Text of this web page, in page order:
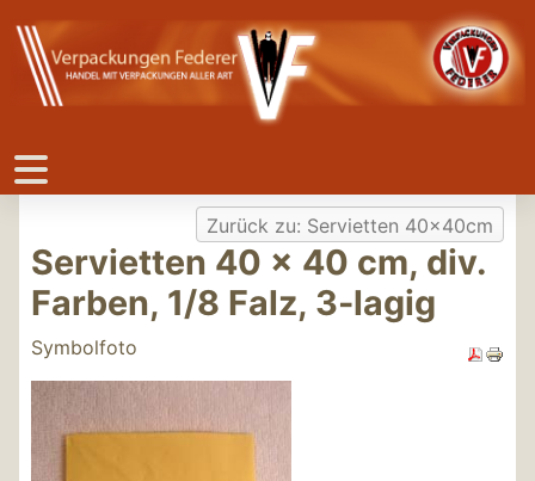
Zurück zu: Servietten 40x40cm
Servietten 40 x 40 cm, div.
Farben, 1/8 Falz, 3-lagig
Symbolfoto